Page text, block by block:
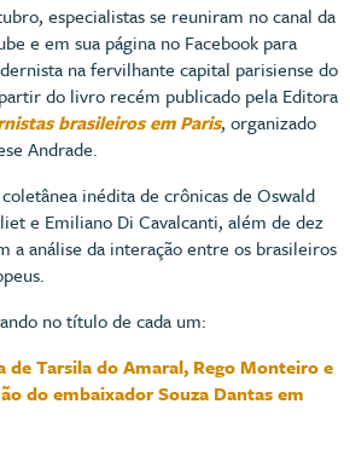
especialistas se reuniram no canal da
e em sua página no Facebook para
na fervilhante capital parisiense do
do livro recém publicado pela Editora
brasileiros em Paris, organizado
Andrade.
inédita de crônicas de Oswald
e Emiliano Di Cavalcanti, além de dez
a análise da interação entre os brasileiros
no título de cada um:
de Tarsila do Amaral, Rego Monteiro e
do embaixador Souza Dantas em